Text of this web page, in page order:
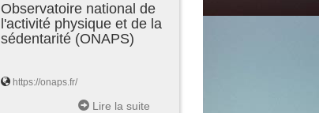
Observatoire national de
l'activité physique et de la
sédentarité (ONAPS)
https://onaps.fr/
Lire la suite